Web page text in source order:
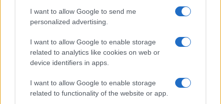
I want to allow Google to send me
personalized advertising.
I want to allow Google to enable storage
related to analytics like cookies on web or
device identifiers in apps.
I want to allow Google to enable storage
related to functionality of the website or app.
ALTRI ANIMALI